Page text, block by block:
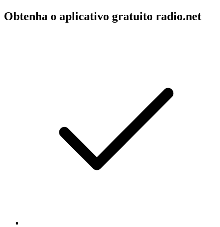
Obtenha o aplicativo gratuito radio.net